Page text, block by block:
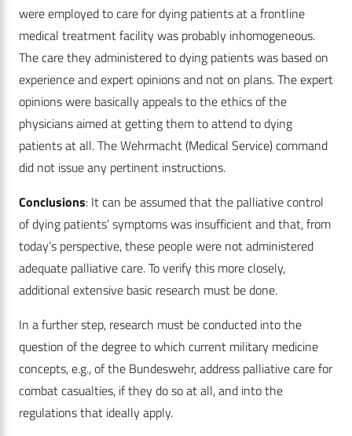
were employed to care for dying patients at a frontline
medical treatment facility was probably inhomogeneous.
The care they administered to dying patients was based on
experience and expert opinions and not on plans. The expert
opinions were basically appeals to the ethics of the
physicians aimed at getting them to attend to dying
patients at all. The Wehrmacht (Medical Service) command
did not issue any pertinent instructions.
Conclusions: It can be assumed that the palliative control
of dying patients’ symptoms was insufficient and that, from
today’s perspective, these people were not administered
adequate palliative care. To verify this more closely,
additional extensive basic research must be done.
In a further step, research must be conducted into the
question of the degree to which current military medicine
concepts, e.g., of the Bundeswehr, address palliative care for
combat casualties, if they do so at all, and into the
regulations that ideally apply.